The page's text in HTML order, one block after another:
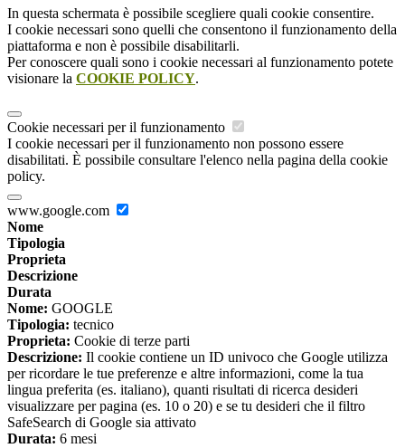
In questa schermata è possibile scegliere quali cookie consentire.
I cookie necessari sono quelli che consentono il funzionamento della
piattaforma e non è possibile disabilitarli.
Per conoscere quali sono i cookie necessari al funzionamento potete
visionare la COOKIE POLICY.
Cookie necessari per il funzionamento
I cookie necessari per il funzionamento non possono essere
disabilitati. È possibile consultare l'elenco nella pagina della cookie
policy.
www.google.com
Nome
Tipologia
Proprieta
Descrizione
Durata
Nome: GOOGLE
Tipologia: tecnico
Proprieta: Cookie di terze parti
Descrizione: Il cookie contiene un ID univoco che Google utilizza
per ricordare le tue preferenze e altre informazioni, come la tua
lingua preferita (es. italiano), quanti risultati di ricerca desideri
visualizzare per pagina (es. 10 o 20) e se tu desideri che il filtro
SafeSearch di Google sia attivato
Durata: 6 mesi